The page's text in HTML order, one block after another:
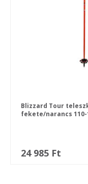
Blizzard Tour
fekete/narancs 110-
24 985 Ft